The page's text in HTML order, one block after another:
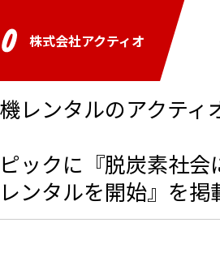
株式会社アクティオ
レンタルのアクティ
ックに『脱炭素社会
ンタルを開始』を